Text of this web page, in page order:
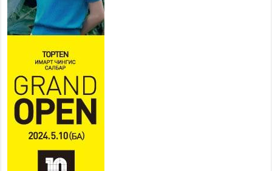
төвийн ажиллах хуваарийг гаргаж, иргэдэд
мэдээлэхийг үүрэг болголоо
2026 оны 7 сар 21 / 11 цаг 59 минут
Гэр бүлийн хэрэг шүүхэд хянан шийдвэрлэх
тухай хуулиар хүүхдийн дээд ашиг сонирхлыг
нэн тэргүүнд хангахыг баталгаажууллаа
2026 оны 7 сар 21 / 11 цаг 42 минут
Б.Пүрэвдагва: “Туул-1” коллекторыг ашиглалтад
оруулж байж бид гэр хорооллыг барилгажуулна
2026 оны 7 сар 21 / 10 цаг 15 минут
АЖЛЫГ ХҮНД СУРТЛЫГ БУУРУУЛЖ, ИРГЭД,
АЖ АХУЙН НЭГЖИЙН АЧААГ ХЭРХЭН